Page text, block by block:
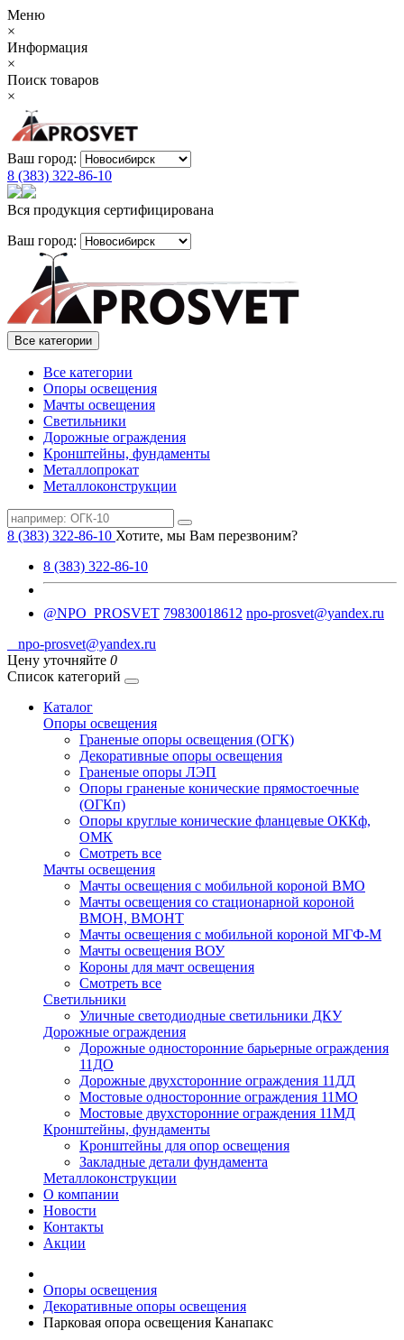
Меню
×
Информация
×
Поиск товаров
×
Ваш город:
8 (383) 322-86-10
Вся продукция сертифицирована
Ваш город:
Все категории
Все категории
Опоры освещения
Мачты освещения
Светильники
Дорожные ограждения
Кронштейны, фундаменты
Металлопрокат
Металлоконструкции
8 (383) 322-86-10 Хотите, мы Вам перезвоним?
8 (383) 322-86-10
@NPO_PROSVET 79830018612 npo-prosvet@yandex.ru
npo-prosvet@yandex.ru
Цену уточняйте 0
Список категорий
Каталог
Опоры освещения
Граненые опоры освещения (ОГК)
Декоративные опоры освещения
Граненые опоры ЛЭП
Опоры граненые конические прямостоечные
(ОГКп)
Опоры круглые конические фланцевые ОККф,
ОМК
Смотреть все
Мачты освещения
Мачты освещения с мобильной короной ВМО
Мачты освещения со стационарной короной
ВМОН, ВМОНТ
Мачты освещения с мобильной короной МГФ-М
Мачты освещения ВОУ
Короны для мачт освещения
Смотреть все
Светильники
Уличные светодиодные светильники ДКУ
Дорожные ограждения
Дорожные oдносторонние барьерные ограждения
11ДО
Дорожные двухсторонние ограждения 11ДД
Мостовые односторонние ограждения 11МО
Мостовые двухсторонние ограждения 11МД
Кронштейны, фундаменты
Кронштейны для опор освещения
Закладные детали фундамента
Металлоконструкции
О компании
Новости
Контакты
Акции
Опоры освещения
Декоративные опоры освещения
Парковая опора освещения Канапакс